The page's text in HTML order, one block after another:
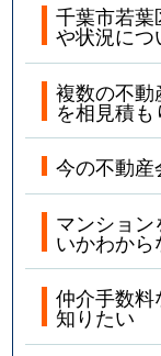
千葉市若
や状況に
複数の不
を相見積
今の不動
マンショ
いかわから
仲介手数
知りたい